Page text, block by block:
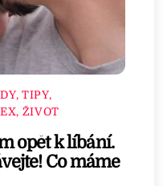
TIPY,
ŽIVOT
opět k líbání.
Co máme